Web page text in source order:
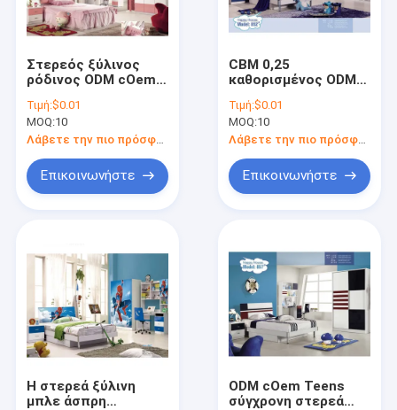
Στερεός ξύλινος
ρόδινος ODM cOem
κρεβατοκάμαρων
παιδιών βιλών
Τιμή:$0.01
MOQ:10
Λάβετε την πιο πρόσφατη τιμή
Επικοινωνήστε
CBM 0,25
καθορισμένος ODM
συνόλων
κρεβατοκάμαρων
παιδιών επίπλων
κρεβατοκάμαρων
Τιμή:$0.01
MOQ:10
Επικοινωνήστε
Η στερεά ξύλινη
μπλε άσπρη
ODM cOem Teens
σύγχρονη στερεά